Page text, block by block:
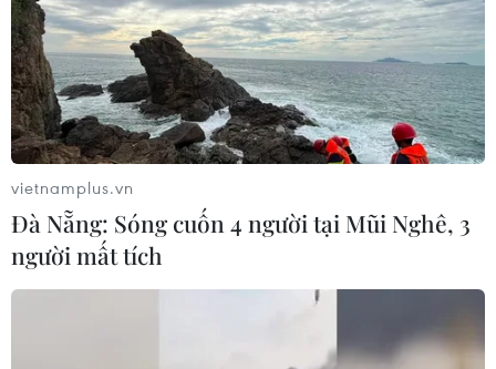
25/04/2022 22:00
Ninh Bình với hàng loạt các danh thắng nổi tiếng như
Tràng An, quần thể chùa Bái Đính, Tam Cốc Bích Động...
là điểm đến 'hot' được nhiều người lựa chọn cho dịp
nghỉ lễ 30/4-1/5 sắp tới.
TIN CÙNG CHUYÊN MỤC
Thánh đường Emir
Abdelkader - biểu tượng văn hóa,
vietnamplus.vn
Đà Nẵng: Sóng cuốn 4 người tại Mũi Nghê, 3
người mất tích